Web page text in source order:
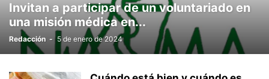
Invitan a participar de un voluntariado en
una misión médica en...
Redacción - 5 de enero de 2024